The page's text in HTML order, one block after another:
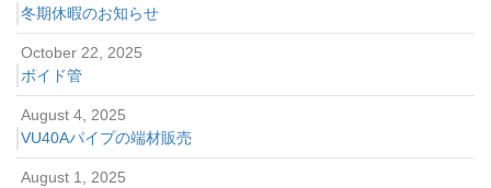
冬期休暇のお知らせ
October 22, 2025
ボイド管
August 4, 2025
VU40Aパイプの端材販売
August 1, 2025